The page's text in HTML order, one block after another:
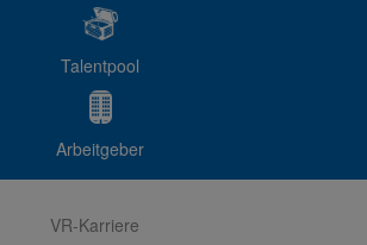
Talentpool
Arbeitgeber
VR-Karriere